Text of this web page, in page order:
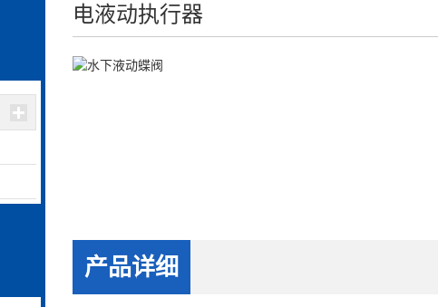
电液动执行器
产品详细